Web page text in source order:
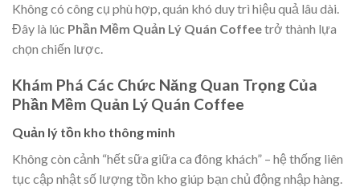
Không có công cụ phù hợp, quán khó duy trì hiệu quả lâu dài.
Đây là lúc Phần Mềm Quản Lý Quán Coffeetrở thành lựa
chọn chiến lược.
Khám Phá Các Chức Năng Quan Trọng Của
Phần Mềm Quản Lý Quán Coffee
Quản lý tồn kho thông minh
Không còn cảnh “hết sữa giữa ca đông khách” – hệ thống liên
tục cập nhật số lượng tồn kho giúp bạn chủ động nhập hàng.